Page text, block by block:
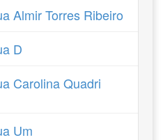
Almir Torres Ribeiro
D
Carolina Quadri
Um